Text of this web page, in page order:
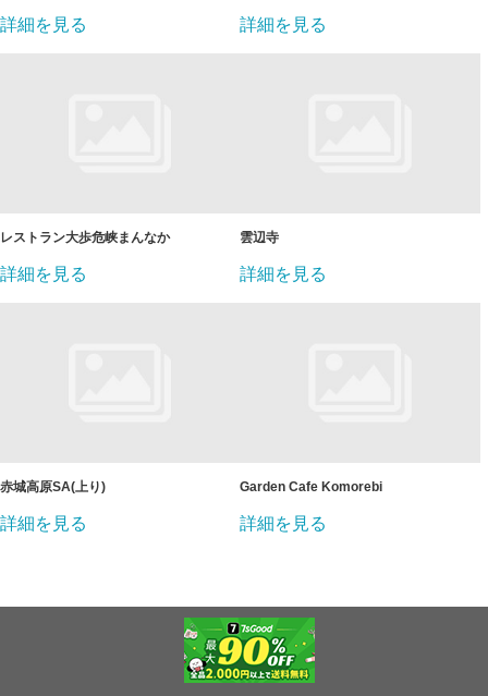
詳細を見る 詳細を見る
レストラン大歩危峡まんなか
詳細を見る
雲辺寺
詳細を見る
赤城高原SA(上り)
詳細を見る
Garden Cafe Komorebi
詳細を見る